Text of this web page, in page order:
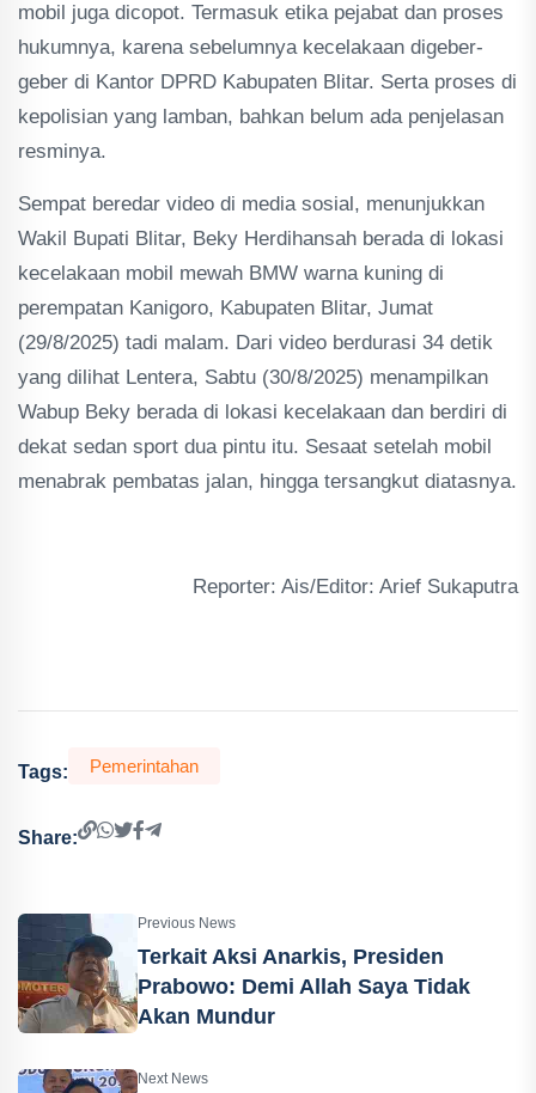
mobil juga dicopot. Termasuk etika pejabat dan proses
hukumnya, karena sebelumnya kecelakaan digeber-
geber di Kantor DPRD Kabupaten Blitar. Serta proses di
kepolisian yang lamban, bahkan belum ada penjelasan
resminya.
Sempat beredar video di media sosial, menunjukkan
Wakil Bupati Blitar, Beky Herdihansah berada di lokasi
kecelakaan mobil mewah BMW warna kuning di
perempatan Kanigoro, Kabupaten Blitar, Jumat
(29/8/2025) tadi malam. Dari video berdurasi 34 detik
yang dilihat Lentera, Sabtu (30/8/2025) menampilkan
Wabup Beky berada di lokasi kecelakaan dan berdiri di
dekat sedan sport dua pintu itu. Sesaat setelah mobil
menabrak pembatas jalan, hingga tersangkut diatasnya.
Reporter: Ais/Editor: Arief Sukaputra
Tags: Pemerintahan
Share:
Previous News
Terkait Aksi Anarkis, Presiden
Prabowo: Demi Allah Saya Tidak
Akan Mundur
Next News